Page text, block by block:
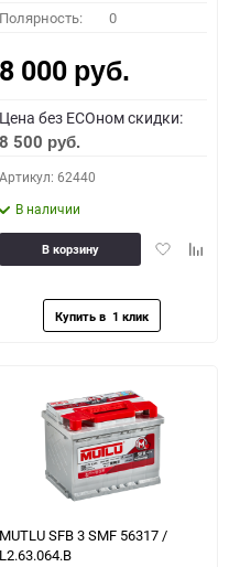
Полярность: 0
8 000 руб.
Цена без ECOном скидки:
8 500 руб.
Артикул: 62440
В наличии
Добавить
В корзину
MUTLU SFB 3 SMF 56317 /
L2.63.064.B